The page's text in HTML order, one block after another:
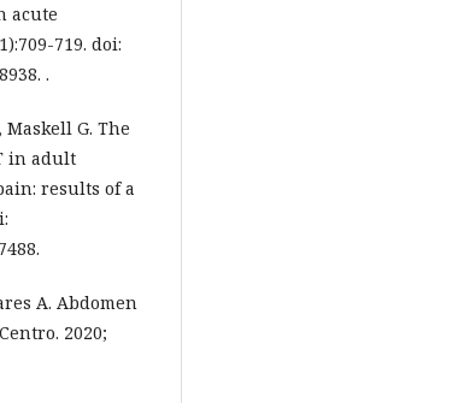
acute
719. doi:
.
G. The
in adult
results of a
A. Abdomen
2020;